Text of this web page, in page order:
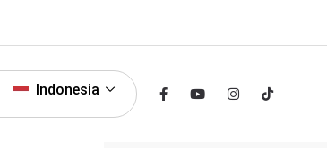
Indonesia